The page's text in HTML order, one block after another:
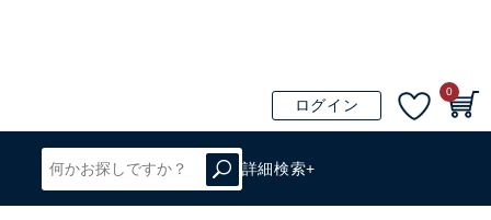
ログイン
0
詳細検索+